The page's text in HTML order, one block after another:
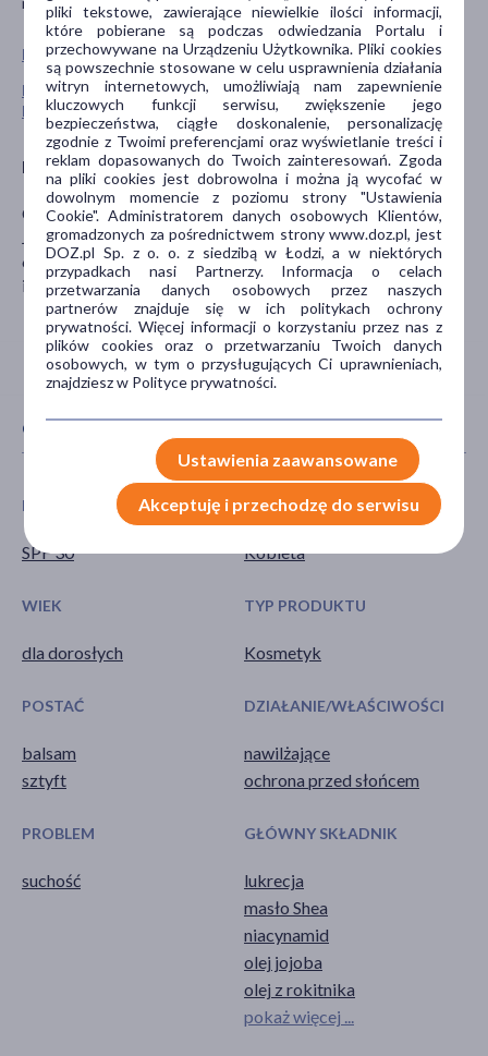
Pokaż wszystkie produkty NEO MAKE UP
Pokaż wszystkie produkty linii Intense Serum marki Neo
Make Up
Producent
Cosmo Group Sp. z o.o.
Jasielska 10A
60-476 Poznań
info@cosmogroup.pl
CECHY PRODUKTU
FILTRY PRZECIWSŁONECZNE
SPF 30
PŁEĆ
Kobieta
WIEK
dla dorosłych
TYP PRODUKTU
Kosmetyk
POSTAĆ
balsam
sztyft
DZIAŁANIE/WŁAŚCIWOŚCI
nawilżające
ochrona przed słońcem
PROBLEM
suchość
GŁÓWNY SKŁADNIK
lukrecja
masło Shea
niacynamid
olej jojoba
olej z rokitnika
pokaż więcej ...
pliki tekstowe, zawierające niewielkie ilości informacji,
które pobierane są podczas odwiedzania Portalu i
przechowywane na Urządzeniu Użytkownika. Pliki cookies
są powszechnie stosowane w celu usprawnienia działania
witryn internetowych, umożliwiają nam zapewnienie
kluczowych funkcji serwisu, zwiększenie jego
bezpieczeństwa, ciągłe doskonalenie, personalizację
zgodnie z Twoimi preferencjami oraz wyświetlanie treści i
reklam dopasowanych do Twoich zainteresowań. Zgoda
na pliki cookies jest dobrowolna i można ją wycofać w
dowolnym momencie z poziomu strony "Ustawienia
Cookie". Administratorem danych osobowych Klientów,
gromadzonych za pośrednictwem strony www.doz.pl, jest
DOZ.pl Sp. z o. o. z siedzibą w Łodzi, a w niektórych
przypadkach nasi Partnerzy. Informacja o celach
przetwarzania danych osobowych przez naszych
partnerów znajduje się w ich politykach ochrony
prywatności. Więcej informacji o korzystaniu przez nas z
plików cookies oraz o przetwarzaniu Twoich danych
osobowych, w tym o przysługujących Ci uprawnieniach,
znajdziesz w Polityce prywatności.
Ustawienia zaawansowane
Akceptuję i przechodzę do serwisu